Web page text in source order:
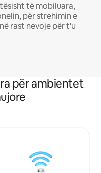
të mobiluara,
për strehimin e
rast nevoje për t'u
për ambientet